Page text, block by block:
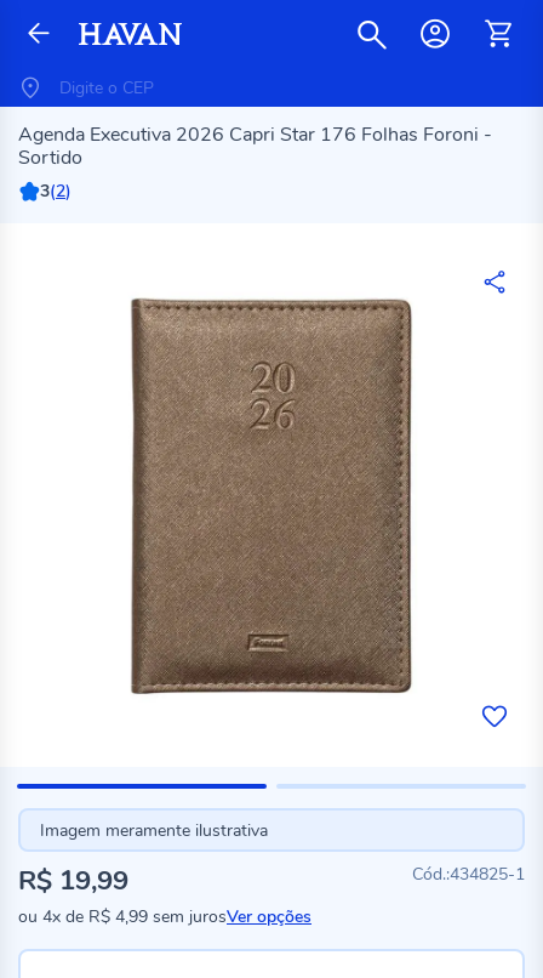
Agenda Executiva 2026 Capri Star 176 Folhas Foroni -
Sortido
3(2)
Imagem meramente ilustrativa
434825-1
R$ 19,99
ou 4x de R$ 4,99 sem jurosVer opções